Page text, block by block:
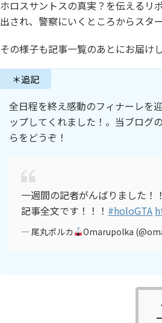
ホロスサントスの真実？を伝えるリ
出され、警察にいくところからスター
その様子も記事一覧のあとにお届け
＊追記
全日程を終え感動のフィナーレを
ップしてくれました！。当ブログ
らをどうぞ！
一週間の記者がんばりました！
記事全文です！！！ #holoGTA
— 尾丸ポルカ Omarupolka